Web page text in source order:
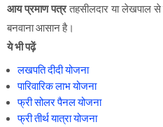
आय प्रमाण पत्रतहसीलदार या लेखपाल
बनवाना आसान है।
ये भी पढ़ें
लखपति दीदी योजना
पारिवारिक लाभ योजना
फ्री सोलर पैनल योजना
फ्री तीर्थ यात्रा योजना